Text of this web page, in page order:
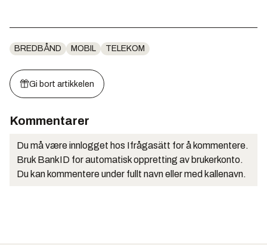
BREDBÅND MOBIL TELEKOM
Gi bort artikkelen
Kommentarer
Du må være innlogget hos Ifrågasätt for å kommentere.
Bruk BankID for automatisk oppretting av brukerkonto.
Du kan kommentere under fullt navn eller med kallenavn.